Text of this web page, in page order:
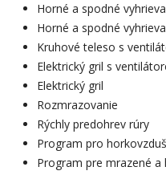
Horné a spodné
Horné a spodné
Kruhové teleso s
Elektrický gril s
Elektrický gril
Rozmrazovanie
Rýchly predohrev rúry
Program pro
Program pre mrazené a